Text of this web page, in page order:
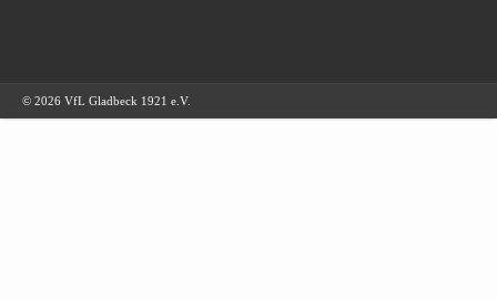
© 2026 VfL Gladbeck 1921 e.V.